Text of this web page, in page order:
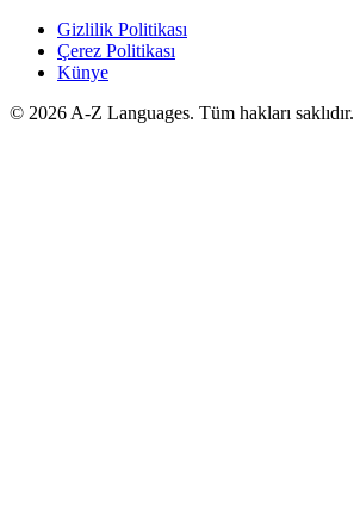
Gizlilik Politikası
Çerez Politikası
Künye
© 2026 A-Z Languages. Tüm hakları saklıdır.